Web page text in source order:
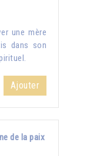
une mère
dans son
Ajouter
de la paix